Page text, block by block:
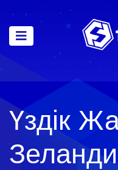
Үздік